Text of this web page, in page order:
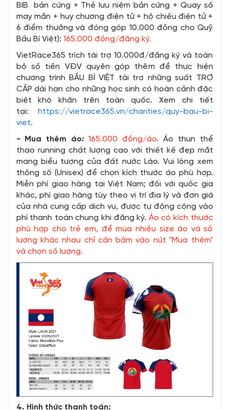
BIB bản cứng + Thẻ lưu niệm bản cứng + Quay số
may mắn + huy chương điện tử + hộ chiếu điện tử +
6 điểm thưởng và đóng góp 10.000 đồng cho Quỹ
Bầu Bí Việt): 165.000 đồng/đăng ký.
VietRace365 trích tài trợ 10.000đ/đăng ký và toàn
bộ số tiền VĐV quyên góp thêm để thực hiện
chương trình BẦU BÍ VIỆT tài trợ những suất TRỢ
CẤP dài hạn cho những học sinh có hoàn cảnh đặc
biệt khó khăn trên toàn quốc. Xem chi tiết
tại:
https://vietrace365.vn/charities/quy-bau-bi-
viet.
-
Mua thêm áo: 165.000 đồng/áo. Áo thun thể
thao running chất lượng cao với thiết kế đẹp mắt
mang biểu tượng của đất nước Lào. Vui lòng xem
thông số (Unisex) để chọn kích thước áo phù hợp.
Miễn phí giao hàng tại Việt Nam; đối với quốc gia
khác, phí giao hàng tùy theo vị trí địa lý và đơn giá
của nhà cung cấp dịch vụ, được tự động cộng vào
phí thanh toán chung khi đăng ký. Áo có kích thước
phù hợp cho trẻ em, để mua nhiều size áo và số
lượng khác nhau chỉ cần bấm vào nút "Mua thêm"
và chọn số lượng.
4. Hình thức thanh toán: